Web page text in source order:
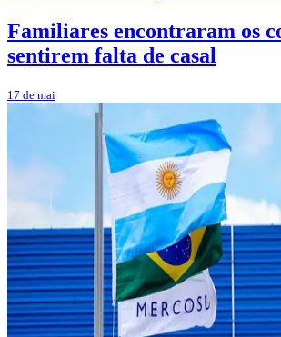
Familiares encontraram os
sentirem falta de casal
17 de mai